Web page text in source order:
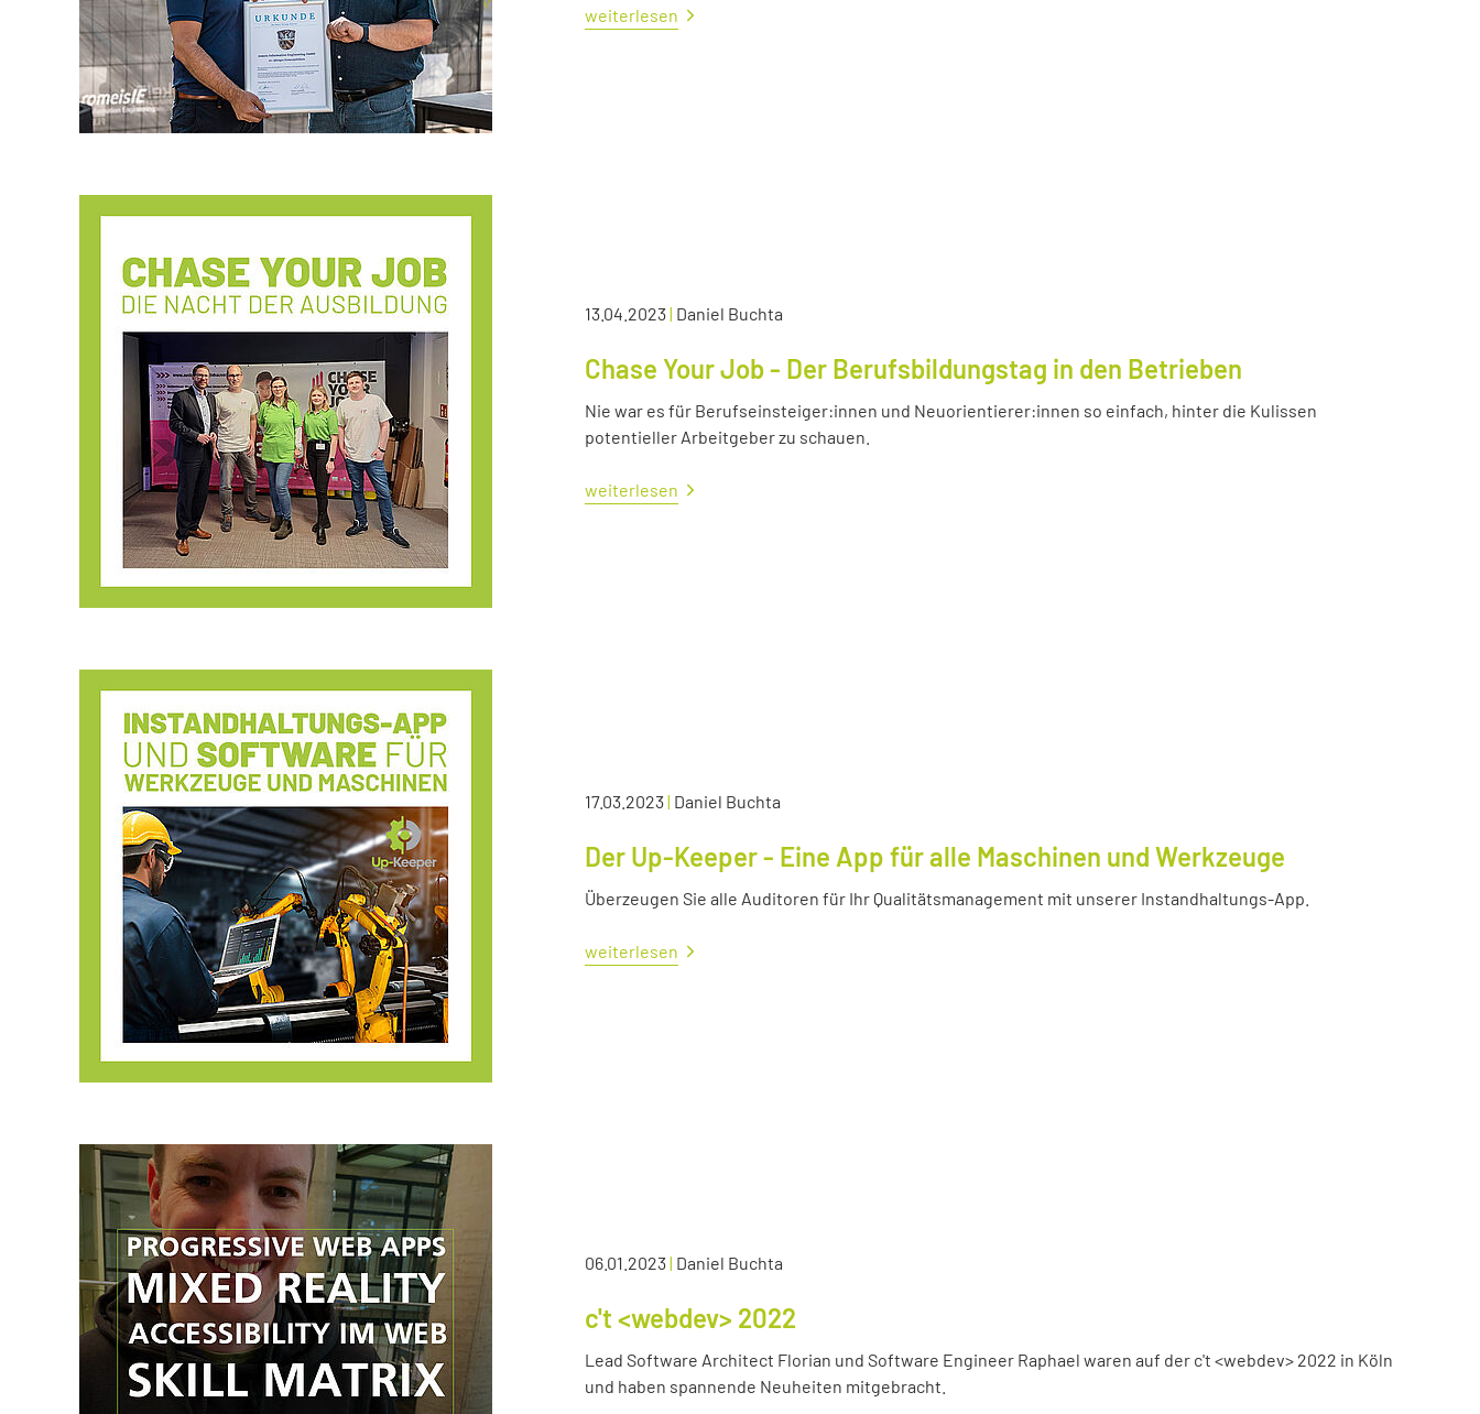
weiterlesen
13.04.2023| Daniel Buchta
Chase Your Job - Der Berufsbildungstag in den Betrieben
Nie war es für Berufseinsteiger:innen und Neuorientierer:innen so einfach, hinter die Kulissen
potentieller Arbeitgeber zu schauen.
weiterlesen
17.03.2023| Daniel Buchta
Der Up-Keeper - Eine App für alle Maschinen und Werkzeuge
Überzeugen Sie alle Auditoren für Ihr Qualitätsmanagement mit unserer Instandhaltungs-App.
weiterlesen
06.01.2023| Daniel Buchta
c't <webdev> 2022
Lead Software Architect Florian und Software Engineer Raphael waren auf der c't <webdev> 2022 in Köln
und haben spannende Neuheiten mitgebracht.